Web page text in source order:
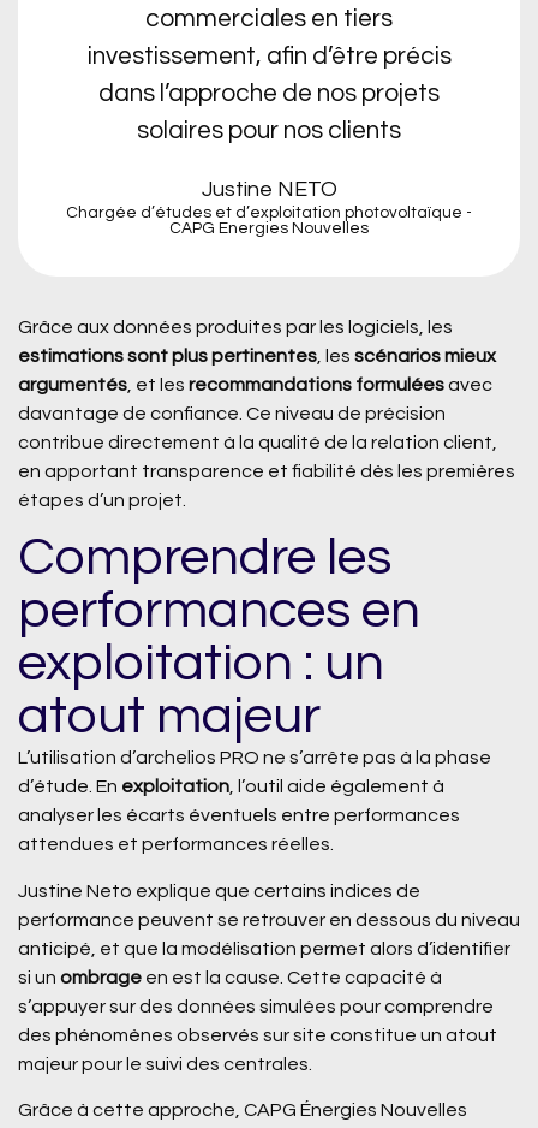
commerciales en tiers
investissement, afin d’être précis
dans l’approche de nos projets
solaires pour nos clients
Justine NETO
Chargée d’études et d’exploitation photovoltaïque -
CAPG Energies Nouvelles
Grâce aux données produites par les logiciels, les
estimations sont plus pertinentes , les scénarios mieux
argumentés , et les recommandations formuléesavec
davantage de confiance. Ce niveau de précision
contribue directement à la qualité de la relation client,
en apportant transparence et fiabilité dès les premières
étapes d’un projet.
Comprendre les
performances en
exploitation : un
atout majeur
L’utilisation d’archelios PRO ne s’arrête pas à la phase
d’étude. En exploitation, l’outil aide également à
analyser les écarts éventuels entre performances
attendues et performances réelles.
Justine Neto explique que certains indices de
performance peuvent se retrouver en dessous du niveau
anticipé, et que la modélisation permet alors d’identifier
si un ombrage en est la cause. Cette capacité à
s’appuyer sur des données simulées pour comprendre
des phénomènes observés sur site constitue un atout
majeur pour le suivi des centrales.
Grâce à cette approche, CAPG Énergies Nouvelles